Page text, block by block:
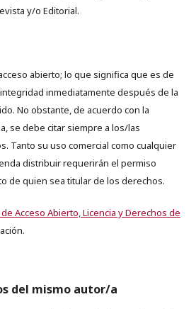
y/o Editorial.
abierto; lo que significa que es de
inmediatamente después de la
No obstante, de acuerdo con la
se debe citar siempre a los/las
Tanto su uso comercial como cualquier
distribuir requerirán el permiso
de quien sea titular de los derechos.
Acceso Abierto, Licencia y Derechos de
del mismo autor/a